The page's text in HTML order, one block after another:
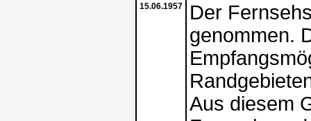
15.06.1957
Der
genommen.
Aus diesem